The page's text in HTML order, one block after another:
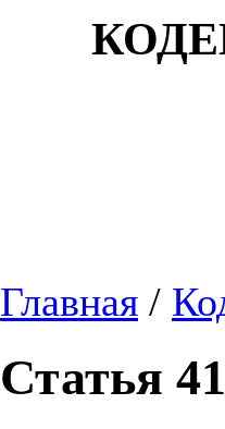
Главная /
Статья 41